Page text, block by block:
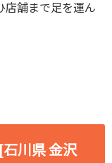
店舗まで足を運ん
川県 金沢